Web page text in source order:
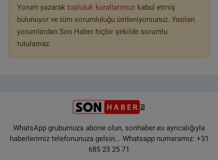
Yorum yazarak topluluk kurallarımızı kabul etmiş
bulunuyor ve tüm sorumluluğu üstleniyorsunuz. Yazılan
yorumlardan Son Haber hiçbir şekilde sorumlu
tutulamaz.
WhatsApp grubumuza abone olun, sonhaber.eu ayrıcalığıyla
haberlerimiz telefonunuza gelsin... Whatsapp numaramız: +31
685 23 25 71